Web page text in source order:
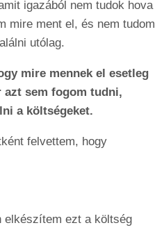
igazából nem tudok hova
mire ment el, és nem tudom
utólag.
mire mennek el esetleg
azt sem fogom tudni,
a költségeket.
felvettem, hogy
elkészítem ezt a költség